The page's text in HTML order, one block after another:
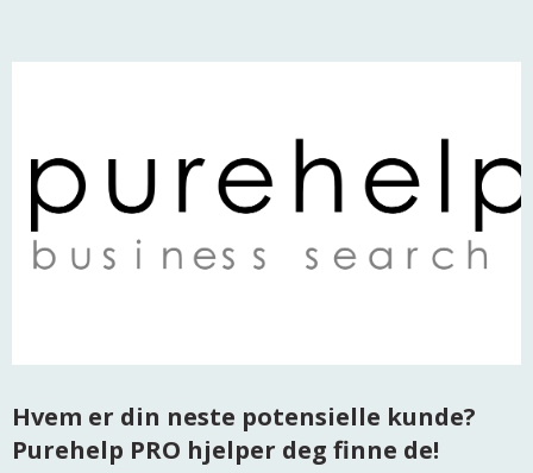
Hvem er din neste potensielle kunde?
Purehelp PRO hjelper deg finne de!